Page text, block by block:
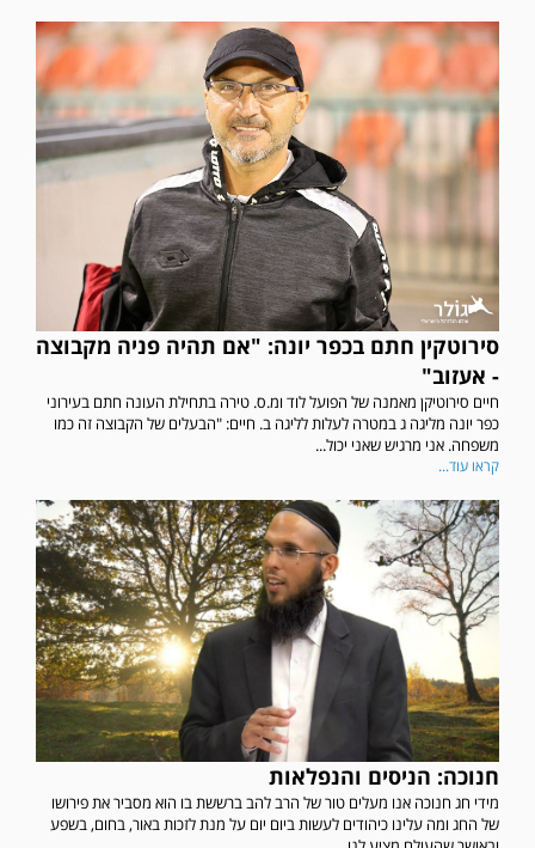
סירוטקין חתם בכפר יונה: "אם תהיה פניה מקבוצה
- אעזוב"
חיים סירוטיקן מאמנה של הפועל לוד ומ.ס. טירה בתחילת העונה חתם בעירוני
כפר יונה מליגה ג במטרה לעלות לליגה ב. חיים: "הבעלים של הקבוצה זה כמו
משפחה. אני מרגיש שאני יכול...
קראו עוד...
חנוכה: הניסים והנפלאות
מידי חג חנוכה אנו מעלים טור של הרב להב ברששת בו הוא מסביר את פירושו
של החג ומה עלינו כיהודים לעשות ביום יום על מנת לזכות באור, בחום, בשפע